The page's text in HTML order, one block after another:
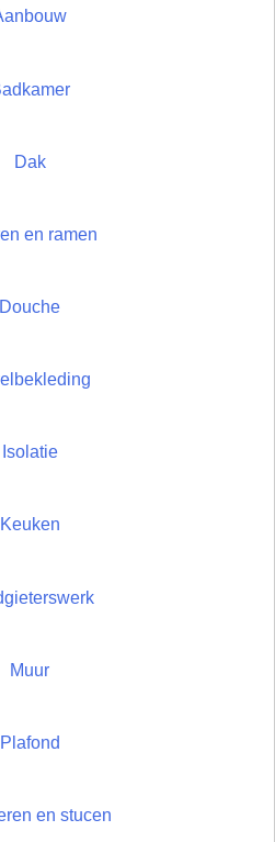
Dak
en ramen
Douche
Isolatie
Keuken
Muur
Plafond
en stucen